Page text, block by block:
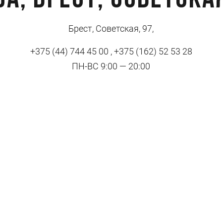
Брест, Советская, 97,
+375 (44) 744 45 00 , +375 (162) 52 53 28
ПН-ВС 9:00 — 20:00